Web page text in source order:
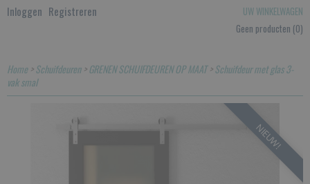
Inloggen Registreren
UW WINKELWAGEN
Geen producten (0)
Home>Schuifdeuren>GRENEN SCHUIFDEUREN OP MAAT>Schuifdeur met glas 3-
vak smal
NIEUW!